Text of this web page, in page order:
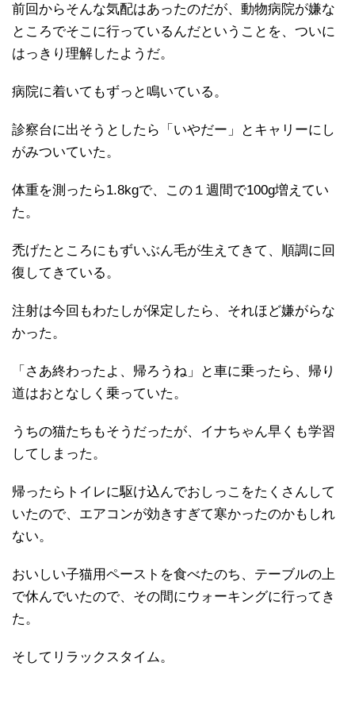
前回からそんな気配はあったのだが、動物病院が嫌な
ところでそこに行っているんだということを、ついに
はっきり理解したようだ。
病院に着いてもずっと鳴いている。
診察台に出そうとしたら「いやだー」とキャリーにし
がみついていた。
体重を測ったら1.8kgで、この１週間で100g増えてい
た。
禿げたところにもずいぶん毛が生えてきて、順調に回
復してきている。
注射は今回もわたしが保定したら、それほど嫌がらな
かった。
「さあ終わったよ、帰ろうね」と車に乗ったら、帰り
道はおとなしく乗っていた。
うちの猫たちもそうだったが、イナちゃん早くも学習
してしまった。
帰ったらトイレに駆け込んでおしっこをたくさんして
いたので、エアコンが効きすぎて寒かったのかもしれ
ない。
おいしい子猫用ペーストを食べたのち、テーブルの上
で休んでいたので、その間にウォーキングに行ってき
た。
そしてリラックスタイム。